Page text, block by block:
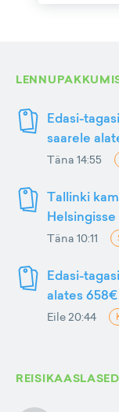
Edasi-
saarele
Täna 14:55
Tallinki
Täna 10:11
Edasi-
alates 658€
Eile 20:44
REISIKAASLASED